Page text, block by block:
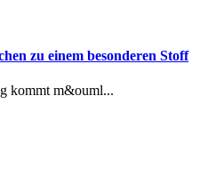
zu einem besonderen Stoff
kommt m&ouml...